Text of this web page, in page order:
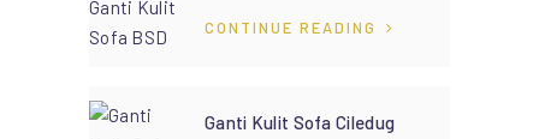
CONTINUE READING
Ganti Kulit Sofa Ciledug